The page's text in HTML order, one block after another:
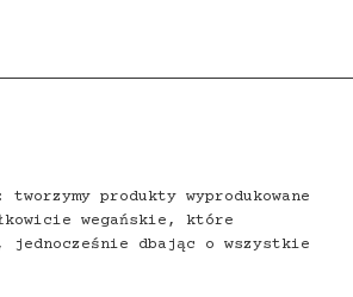
produkty wyprodukowane
wegańskie, które
jednocześnie dbając o wszystkie